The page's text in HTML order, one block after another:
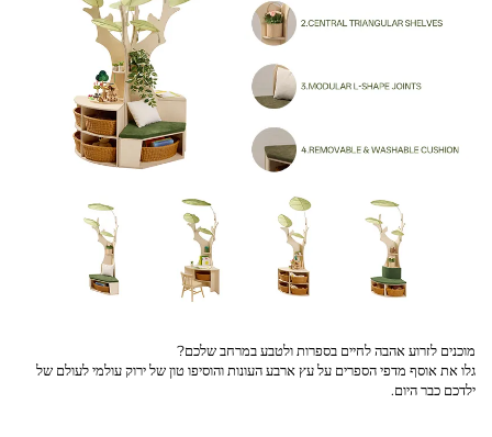
מוכנים לזרוע אהבה לחיים בספרות ולטבע במרחב שלכם?
גלו את אוסף מדפי הספרים על עץ ארבע העונות והוסיפו טון של ירוק עולמי לעולם של
ילדכם כבר היום.